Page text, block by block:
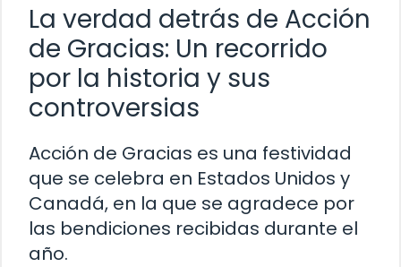
La verdad detrás de Acción
de Gracias: Un recorrido
por la historia y sus
controversias
Acción de Gracias es una festividad
que se celebra en Estados Unidos y
Canadá, en la que se agradece por
las bendiciones recibidas durante el
año.